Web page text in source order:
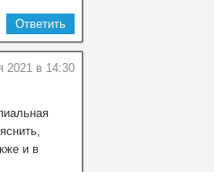
Ответить
2021 в 14:30
и в